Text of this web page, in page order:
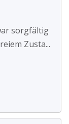
sorgfältig
Zusta...